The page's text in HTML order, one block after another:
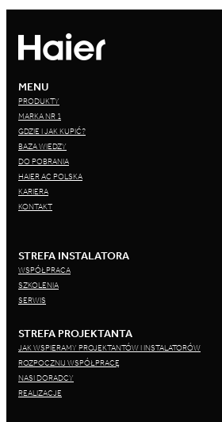
MENU
PRODUKTY
MARKA NR 1
GDZIE I JAK KUPIĆ?
BAZA WIEDZY
DO POBRANIA
HAIER AC POLSKA
KARIERA
KONTAKT
STREFA INSTALATORA
WSPÓŁPRACA
SZKOLENIA
SERWIS
STREFA PROJEKTANTA
JAK WSPIERAMY PROJEKTANTÓW I INSTALATORÓW
ROZPOCZNIJ WSPÓŁPRACĘ
NASI DORADCY
REALIZACJE